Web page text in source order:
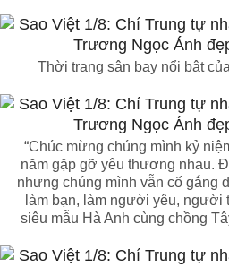
Thời trang sân bay nổi bật
“Chúc mừng chúng mình kỷ
năm gặp gỡ yêu thương nhau.
nhưng chúng mình vẫn cố gắng
làm bạn, làm người yêu, người
siêu mẫu Hà Anh cùng chồng